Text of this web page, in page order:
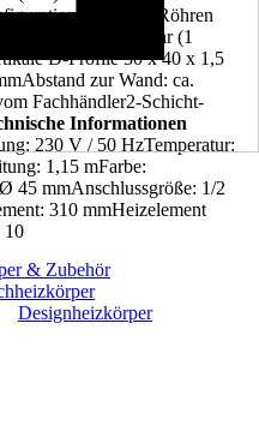
3+3+3+3Röhren
10 bar (1
D-Profile 30 x 40 x 1,5
zur Wand: ca.
Fachhändler2-Schicht-
Informationen
230 V / 50 HzTemperatur:
1,15 mFarbe:
45 mmAnschlussgröße: 1/2
310 mmHeizelement
10
& Zubehör
Designheizkörper